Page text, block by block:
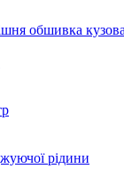
обшивка кузова
рідини